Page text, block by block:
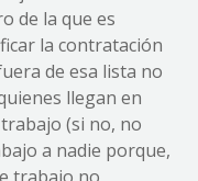
de la que es
la contratación
de esa lista no
llegan en
(si no, no
a nadie porque,